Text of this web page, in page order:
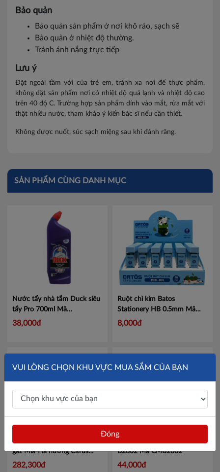
Bảo quản
Bảo quản sản phẩm ở nơi khô ráo, sạch sẽ
Bảo quản ở nhiệt độ thường.
Tránh ánh nắng trực tiếp
Lưu ý
Đặt ngoài tầm với của trẻ em, tránh xa nơi để thực phẩm,
không đặt sản phẩm nơi có nhiệt độ quá lạnh và nhiệt độ cao
trên 40 độ C. Trường hợp sản phẩm dính vào mắt, rửa mắt với
thật nhiều nước, tham khảo ý kiến bác sĩ nếu cần thiết.
Không được nuốt, súc sạch miệng sau khi đánh răng.
SẢN PHẨM CÙNG DANH MỤC
Nước tẩy nhà tắm Duck siêu
tẩy Pro 700ml
Mã
100881898
38,000đ
Ruột chì kim Batos
Stationery HB 0.5mm Mã
MPR-B01
8,000đ
Thùng 24 lon nước mía có
gaz Mia-Ha hương Citrus
240mlMã NMGC240
282,300đ
B2802Mã CMB2802
44,000đ
VUI LÒNG CHỌN KHU VỰC MUA SẮM CỦA BẠN
Đóng